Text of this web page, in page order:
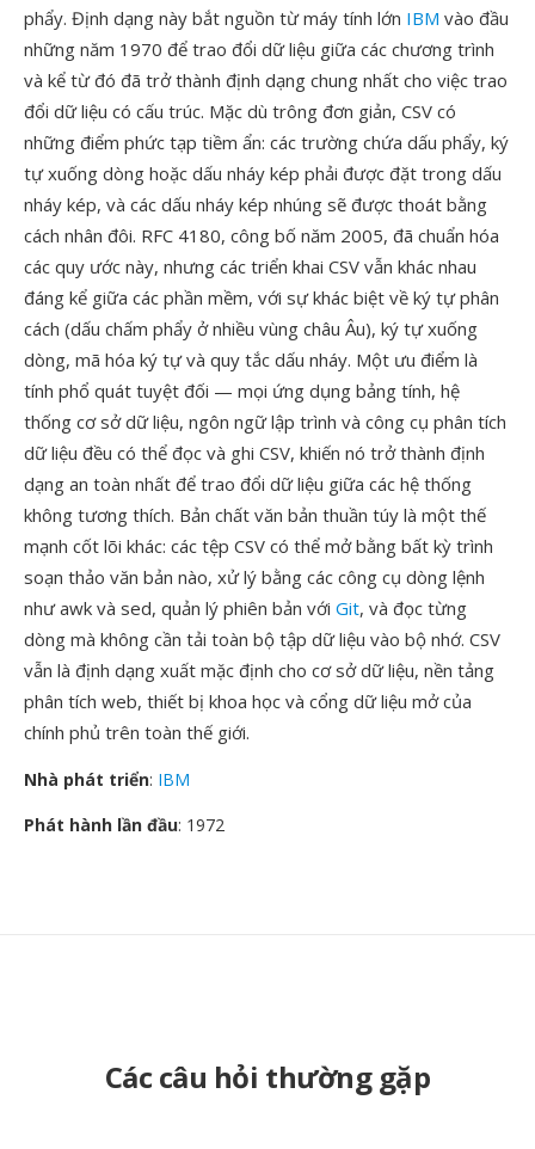
phẩy. Định dạng này bắt nguồn từ máy tính lớn IBM vào đầu
những năm 1970 để trao đổi dữ liệu giữa các chương trình
và kể từ đó đã trở thành định dạng chung nhất cho việc trao
đổi dữ liệu có cấu trúc. Mặc dù trông đơn giản, CSV có
những điểm phức tạp tiềm ẩn: các trường chứa dấu phẩy, ký
tự xuống dòng hoặc dấu nháy kép phải được đặt trong dấu
nháy kép, và các dấu nháy kép nhúng sẽ được thoát bằng
cách nhân đôi. RFC 4180, công bố năm 2005, đã chuẩn hóa
các quy ước này, nhưng các triển khai CSV vẫn khác nhau
đáng kể giữa các phần mềm, với sự khác biệt về ký tự phân
cách (dấu chấm phẩy ở nhiều vùng châu Âu), ký tự xuống
dòng, mã hóa ký tự và quy tắc dấu nháy. Một ưu điểm là
tính phổ quát tuyệt đối — mọi ứng dụng bảng tính, hệ
thống cơ sở dữ liệu, ngôn ngữ lập trình và công cụ phân tích
dữ liệu đều có thể đọc và ghi CSV, khiến nó trở thành định
dạng an toàn nhất để trao đổi dữ liệu giữa các hệ thống
không tương thích. Bản chất văn bản thuần túy là một thế
mạnh cốt lõi khác: các tệp CSV có thể mở bằng bất kỳ trình
soạn thảo văn bản nào, xử lý bằng các công cụ dòng lệnh
như awk và sed, quản lý phiên bản với Git, và đọc từng
dòng mà không cần tải toàn bộ tập dữ liệu vào bộ nhớ. CSV
vẫn là định dạng xuất mặc định cho cơ sở dữ liệu, nền tảng
phân tích web, thiết bị khoa học và cổng dữ liệu mở của
chính phủ trên toàn thế giới.
Nhà phát triển: IBM
Phát hành lần đầu: 1972
Các câu hỏi thường gặp